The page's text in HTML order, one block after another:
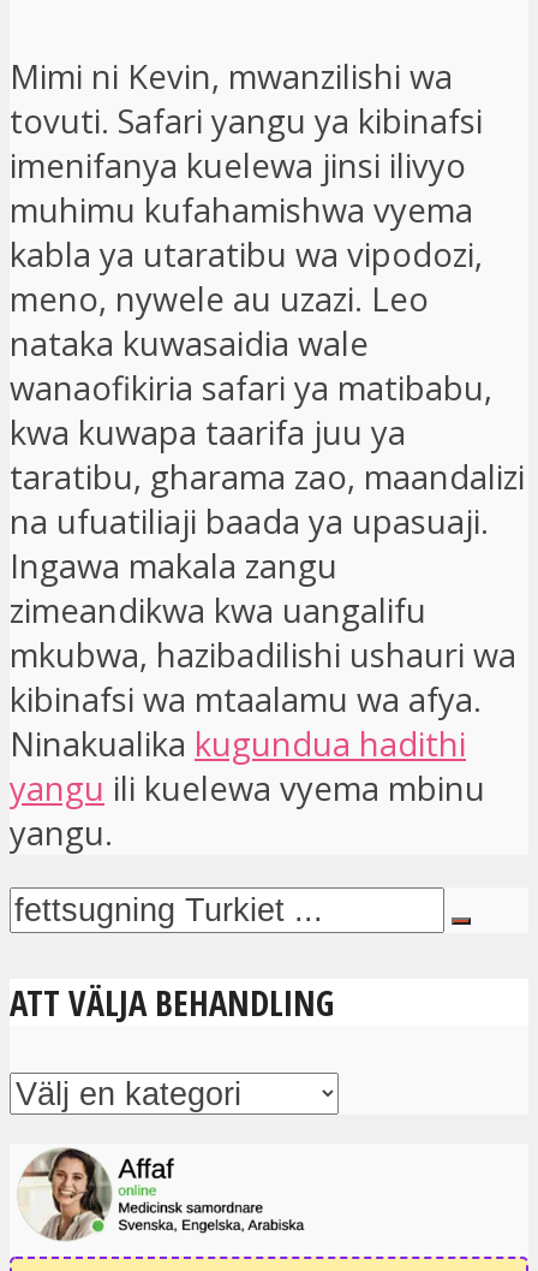
Mimi ni Kevin, mwanzilishi wa
tovuti. Safari yangu ya kibinafsi
imenifanya kuelewa jinsi ilivyo
muhimu kufahamishwa vyema
kabla ya utaratibu wa vipodozi,
meno, nywele au uzazi. Leo
nataka kuwasaidia wale
wanaofikiria safari ya matibabu,
kwa kuwapa taarifa juu ya
taratibu, gharama zao, maandalizi
na ufuatiliaji baada ya upasuaji.
Ingawa makala zangu
zimeandikwa kwa uangalifu
mkubwa, hazibadilishi ushauri wa
kibinafsi wa mtaalamu wa afya.
Ninakualika kugundua hadithi
yangu ili kuelewa vyema mbinu
yangu.
ATT VÄLJA BEHANDLING